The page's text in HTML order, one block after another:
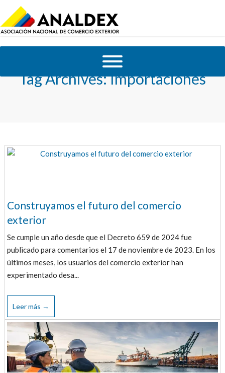
Tag Archives:Importaciones
Construyamos el futuro del comercio
exterior
Se cumple un año desde que el Decreto 659 de 2024 fue
publicado para comentarios el 17 de noviembre de 2023. En los
últimos meses, los usuarios del comercio exterior han
experimentado desa...
Leer más →